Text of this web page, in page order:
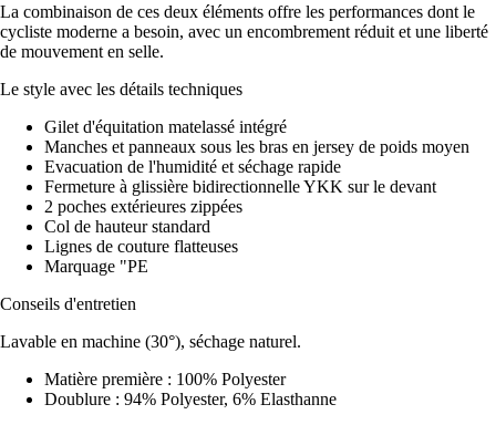
La combinaison de ces deux éléments offre les performances dont le
cycliste moderne a besoin, avec un encombrement réduit et une liberté
de mouvement en selle.
Le style avec les détails techniques
Gilet d'équitation matelassé intégré
Manches et panneaux sous les bras en jersey de poids moyen
Evacuation de l'humidité et séchage rapide
Fermeture à glissière bidirectionnelle YKK sur le devant
2 poches extérieures zippées
Col de hauteur standard
Lignes de couture flatteuses
Marquage "PE
Conseils d'entretien
Lavable en machine (30°), séchage naturel.
Matière première : 100% Polyester
Doublure : 94% Polyester, 6% Elasthanne